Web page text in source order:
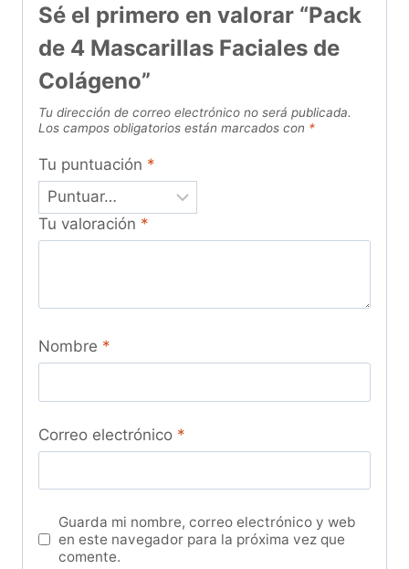
Sé el primero en valorar “Pack
de 4 Mascarillas Faciales de
Colágeno”
Tu dirección de correo electrónico no será publicada.
Los campos obligatorios están marcados con *
Tu puntuación *
Tu valoración *
Nombre *
Correo electrónico *
Guarda mi nombre, correo electrónico y web
en este navegador para la próxima vez que
comente.